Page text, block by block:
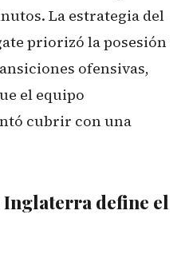
La estrategia del
priorizó la posesión
ofensivas,
el equipo
cubrir con una
Inglaterra define el